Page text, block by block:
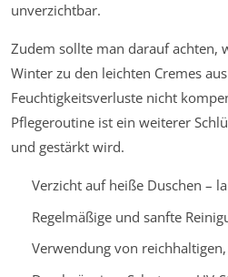
unverzichtbar.
Zudem sollte man darauf achten,
Winter zu den leichten Cremes
Feuchtigkeitsverluste nicht
Pflegeroutine ist ein weiterer
und gestärkt wird.
Verzicht auf heiße Duschen –
Regelmäßige und sanfte
Verwendung von